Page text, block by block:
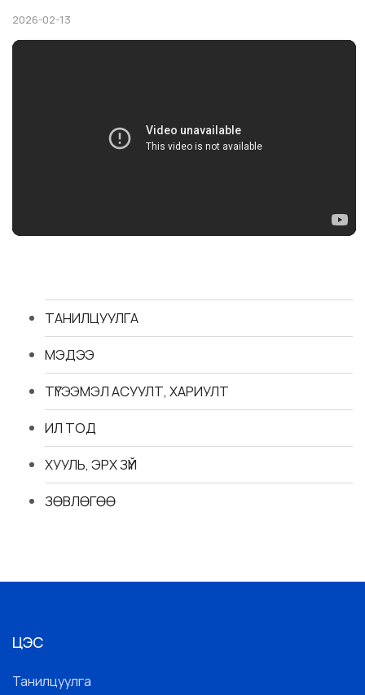
2026-02-13
ТАНИЛЦУУЛГА
МЭДЭЭ
ТҮГЭЭМЭЛ АСУУЛТ, ХАРИУЛТ
ИЛ ТОД
ХУУЛЬ, ЭРХ ЗҮЙ
ЗӨВЛӨГӨӨ
ЦЭС
Танилцуулга